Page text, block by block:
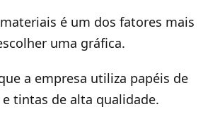
é um dos fatores mais
uma gráfica.
a empresa utiliza papéis de
tintas de alta qualidade.